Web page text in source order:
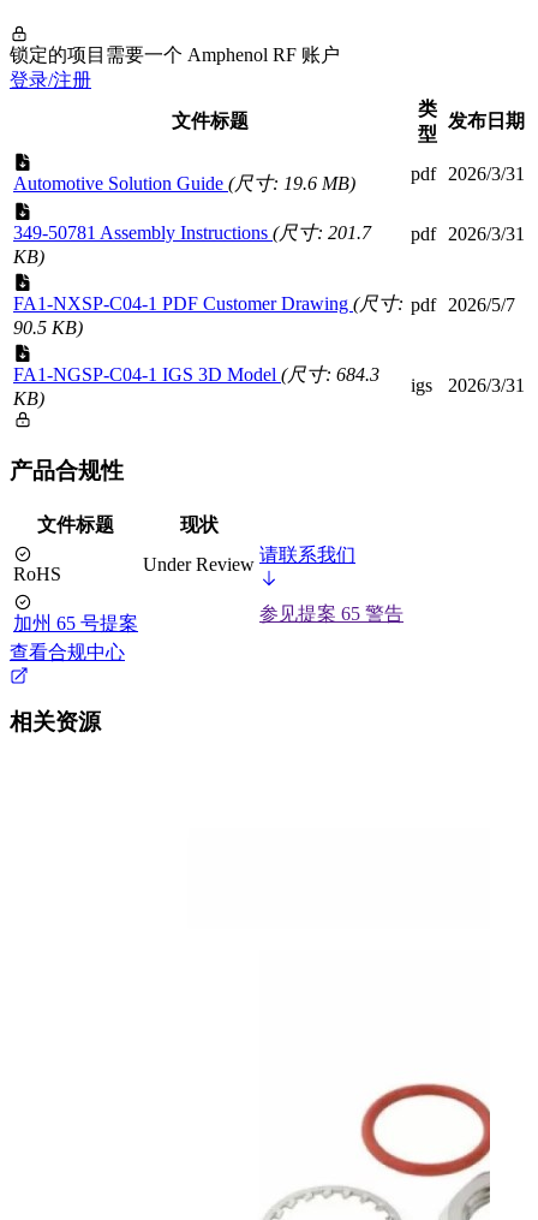
锁定的项目需要一个 Amphenol RF 账户
登录/注册
文件标题
类
型
发布日期
Automotive Solution Guide (尺寸: 19.6 MB) pdf 2026/3/31
349-50781 Assembly Instructions (尺寸: 201.7
KB)
pdf 2026/3/31
FA1-NXSP-C04-1 PDF Customer Drawing (尺寸:
90.5 KB)
pdf 2026/5/7
FA1-NGSP-C04-1 IGS 3D Model (尺寸: 684.3
KB)
igs 2026/3/31
产品合规性
文件标题 现状
RoHS Under Review 请联系我们
加州 65 号提案
参见提案 65 警告
查看合规中心
相关资源